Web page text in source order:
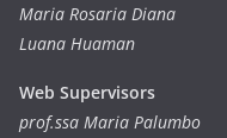
Maria Rosaria Diana
Luana Huaman
Web Supervisors
prof.ssa Maria Palumbo